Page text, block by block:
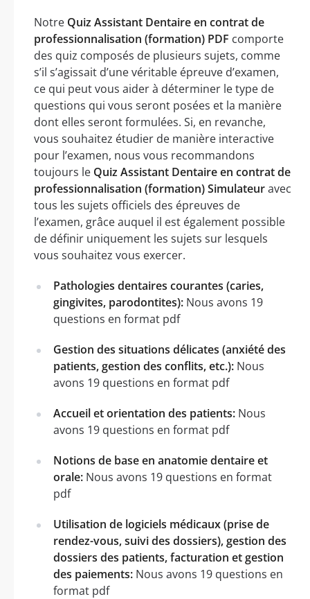
Notre Quiz Assistant Dentaire en contrat de
professionnalisation (formation) PDF comporte
des quiz composés de plusieurs sujets, comme
s’il s’agissait d’une véritable épreuve d’examen,
ce qui peut vous aider à déterminer le type de
questions qui vous seront posées et la manière
dont elles seront formulées. Si, en revanche,
vous souhaitez étudier de manière interactive
pour l’examen, nous vous recommandons
toujours le Quiz Assistant Dentaire en contrat de
professionnalisation (formation) Simulateuravec
tous les sujets officiels des épreuves de
l’examen, grâce auquel il est également possible
de définir uniquement les sujets sur lesquels
vous souhaitez vous exercer.
Pathologies dentaires courantes (caries,
gingivites, parodontites): Nous avons 19
questions en format pdf
Gestion des situations délicates (anxiété des
patients, gestion des conflits, etc.): Nous
avons 19 questions en format pdf
Accueil et orientation des patients: Nous
avons 19 questions en format pdf
Notions de base en anatomie dentaire et
orale: Nous avons 19 questions en format
pdf
Utilisation de logiciels médicaux (prise de
rendez-vous, suivi des dossiers), gestion des
dossiers des patients, facturation et gestion
des paiements: Nous avons 19 questions en
format pdf